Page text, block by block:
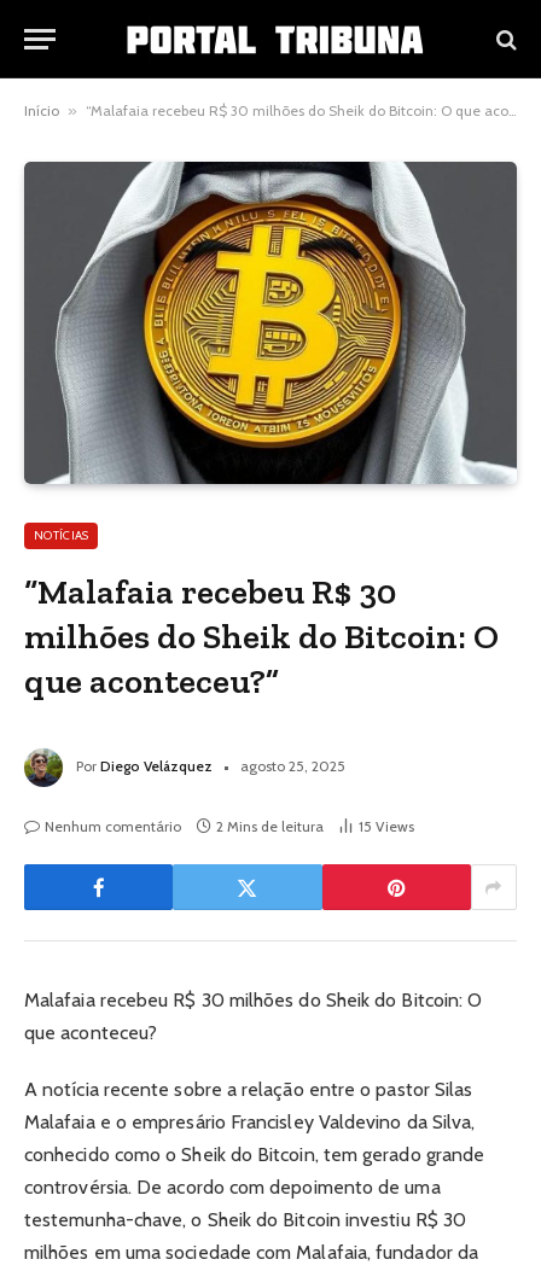
Início » “Malafaia recebeu R$ 30 milhões do Sheik do Bitcoin: O que aconteceu?”
NOTÍCIAS
“Malafaia recebeu R$ 30
milhões do Sheik do Bitcoin: O
que aconteceu?”
Por Diego Velázquez agosto 25, 2025
Nenhum comentário 2 Mins de leitura 15 Views
Malafaia recebeu R$ 30 milhões do Sheik do Bitcoin: O
que aconteceu?
A notícia recente sobre a relação entre o pastor Silas
Malafaia e o empresário Francisley Valdevino da Silva,
conhecido como o Sheik do Bitcoin, tem gerado grande
controvérsia. De acordo com depoimento de uma
testemunha-chave, o Sheik do Bitcoin investiu R$ 30
milhões em uma sociedade com Malafaia, fundador da